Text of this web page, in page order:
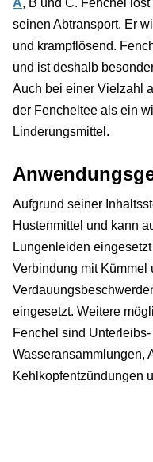
seinen Abtransport. Er
und krampflösend.
und ist deshalb
Auch bei einer Vielzahl
der Fencheltee als ein
Linderungsmittel.
Aufgrund seiner
Hustenmittel und kann
Lungenleiden
Verbindung mit Kümmel
eingesetzt. Weitere
Fenchel sind
Wasseransammlungen,
Kehlkopfentzündungen